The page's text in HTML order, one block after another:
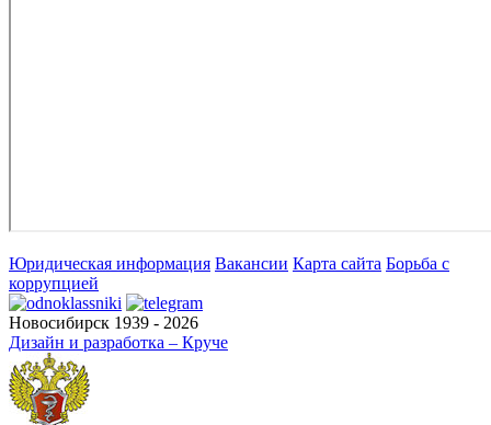
Юридическая информация Вакансии Карта сайта Борьба с
коррупцией
Новосибирск 1939 - 2026
Дизайн и разработка – Круче